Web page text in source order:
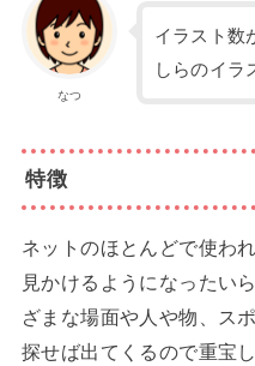
なつ
イラスト数
しらのイラ
特徴
ネットのほとんどで使わ
見かけるようになったい
ざまな場面や人や物、ス
探せば出てくるので重宝し